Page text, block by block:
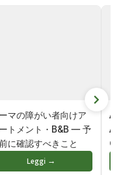
マの障がい者向けア
トメント・B&B — 予
に確認すべきこと
Leggi →